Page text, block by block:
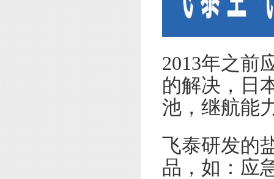
2013年之前
的解决，日
池，继航能
飞泰研发的
品，如：应